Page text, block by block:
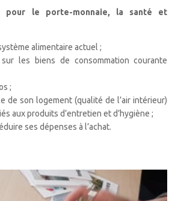
pour le porte-monnaie, la santé et
alimentaire actuel ;
les biens de consommation courante
;
de son logement (qualité de l’air intérieur)
aux produits d’entretien et d’hygiène ;
ses dépenses à l’achat.